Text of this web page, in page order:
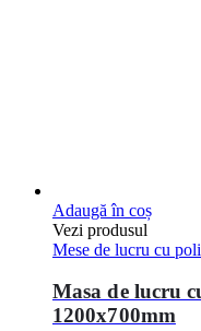
Adaugă în coș
Vezi produsul
Mese de lucru cu
Masa de lucru
1200x700mm